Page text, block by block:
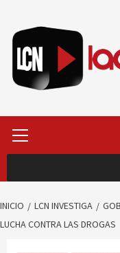
contenido
primario
INICIO LCN INVESTIGA
LUCHA CONTRA LAS DROGAS